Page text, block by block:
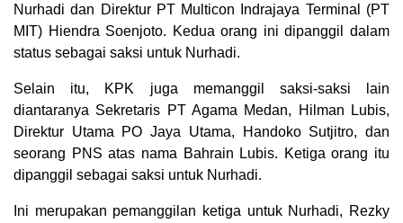
Nurhadi dan Direktur PT Multicon Indrajaya Terminal (PT
MIT) Hiendra Soenjoto. Kedua orang ini dipanggil dalam
status sebagai saksi untuk Nurhadi.
Selain itu, KPK juga memanggil saksi-saksi lain
diantaranya Sekretaris PT Agama Medan, Hilman Lubis,
Direktur Utama PO Jaya Utama, Handoko Sutjitro, dan
seorang PNS atas nama Bahrain Lubis. Ketiga orang itu
dipanggil sebagai saksi untuk Nurhadi.
Ini merupakan pemanggilan ketiga untuk Nurhadi, Rezky